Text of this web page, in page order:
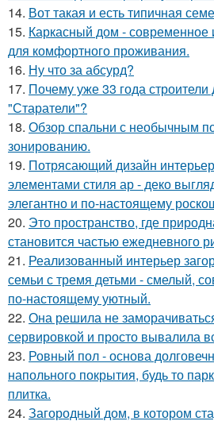
14. Вот такая и есть типичная
15. Каркасный дом - современное
для комфортного проживания.
16. Ну что за абсурд?
17. Почему уже 33 года
"Старатели"?
18. Обзор спальни с необычным
зонированию.
19. Потрясающий дизайн
элементами стиля ар - деко
элегантно и по-настоящему
20. Это пространство, где
становится частью ежедневного
21. Реализованный интерьер
семьи с тремя детьми - смелый,
по-настоящему уютный.
22. Она решила не
сервировкой и просто вывалила
23. Ровный пол - основа
напольного покрытия, будь то
плитка.
24. Загородный дом, в котором